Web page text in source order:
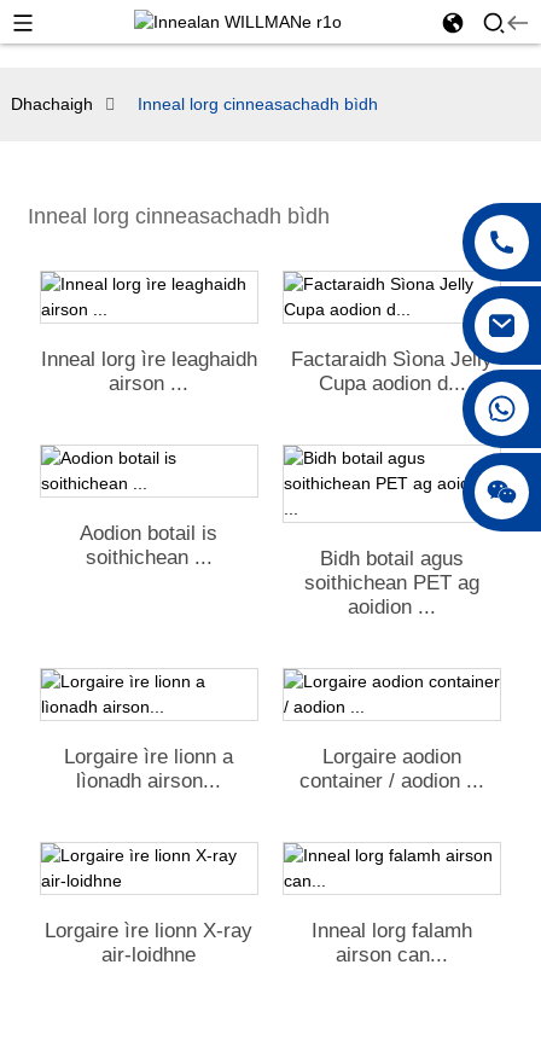
+86 18042297890
Dhachaigh Inneal lorg cinneasachadh bìdh
Inneal lorg cinneasachadh bìdh
Inneal lorg ìre leaghaidh
airson ...
Factaraidh Sìona Jelly
Cupa aodion d...
Aodion botail is
soithichean ...
Bidh botail agus
soithichean PET ag
aoidion ...
Lorgaire ìre lionn a
lìonadh airson...
Lorgaire aodion
container / aodion ...
Lorgaire ìre lionn X-ray
air-loidhne
Inneal lorg falamh
airson can...